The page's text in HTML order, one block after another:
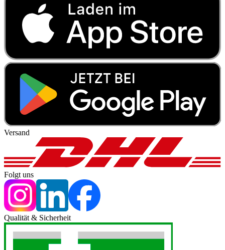
Versand
Folgt uns
Qualität & Sicherheit